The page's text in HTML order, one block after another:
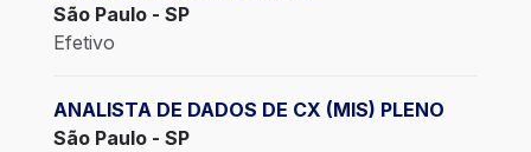
São Paulo - SP
Efetivo
ANALISTA DE DADOS DE CX (MIS) PLENO
São Paulo - SP